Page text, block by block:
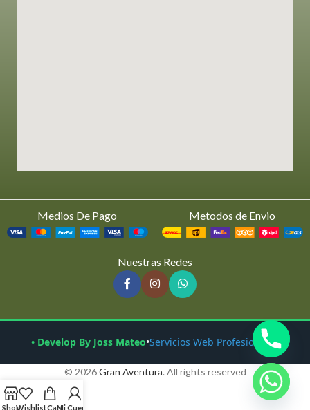
Medios De Pago Metodos de Envio
Nuestras Redes
• Develop By Joss Mateo•Servicios Web Profesionales
© 2026Gran Aventura. All rights reserved
ShopWishlistCartMi Cuenta